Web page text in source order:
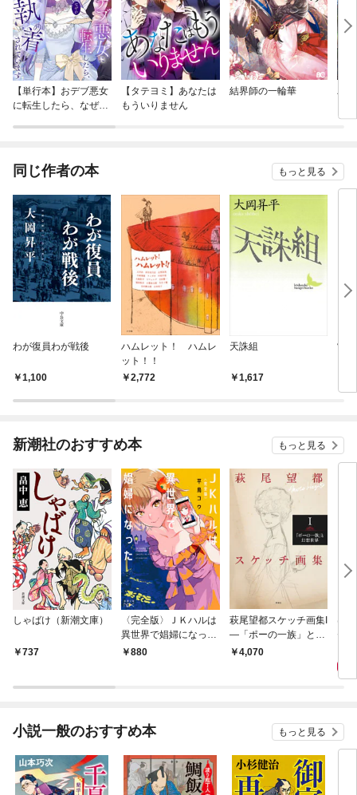
【単行本】おデブ悪女
に転生したら、なぜか
【タテヨミ】あなたは
もういりません
結界師の一輪華
バ
今
同じ作者の本 もっと見る
わが復員わが戦後
1,100
ハムレット！ ハムレ
ット！！
2,772
天誅組
1,617
常
新潮社のおすすめ本 もっと見る
しゃばけ（新潮文庫）
737
〈完全版〉ＪＫハルは
異世界で娼婦になった
（新潮文庫nex）
880
萩尾望都スケッチ画集I
—「ポーの一族」と幻
想世界—
4,070
は
ゼ
小説一般のおすすめ本 もっと見る